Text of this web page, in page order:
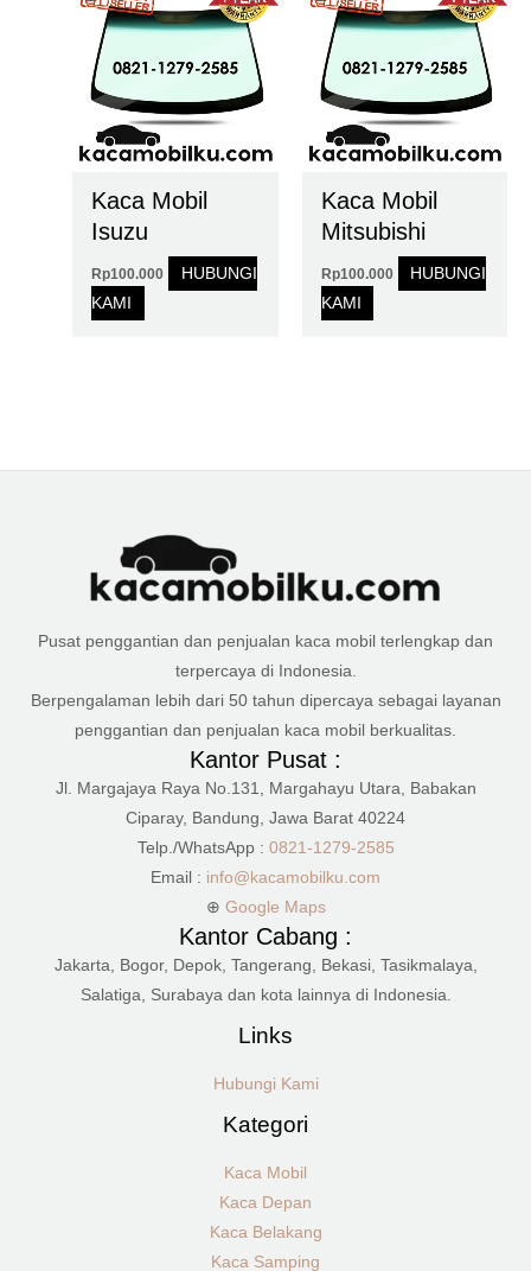
Kaca Mobil
Isuzu
Rp100.000
HUBUNGI
KAMI
Kaca Mobil
Mitsubishi
Rp100.000
HUBUNGI
KAMI
Pusat penggantian dan penjualan kaca mobil terlengkap dan
terpercaya di Indonesia.
Berpengalaman lebih dari 50 tahun dipercaya sebagai layanan
penggantian dan penjualan kaca mobil berkualitas.
Kantor Pusat :
Jl. Margajaya Raya No.131, Margahayu Utara, Babakan
Ciparay, Bandung, Jawa Barat 40224
Telp./WhatsApp : 0821-1279-2585
Email : info@kacamobilku.com
⊕ Google Maps
Kantor Cabang :
Jakarta, Bogor, Depok, Tangerang, Bekasi, Tasikmalaya,
Salatiga, Surabaya dan kota lainnya di Indonesia.
Links
Hubungi Kami
Kategori
Kaca Mobil
Kaca Depan
Kaca Belakang
Kaca Samping